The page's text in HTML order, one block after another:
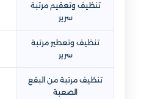
تنظيف وتعقيم مرتبة
سرير
تنظيف وتعطير مرتبة
سرير
تنظيف مرتبة من البقع
الصعبة